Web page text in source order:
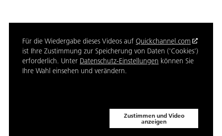
Für die Wiedergabe dieses Videos auf Quickchannel.com
ist Ihre Zustimmung zur Speicherung von Daten ('Cookies')
erforderlich. Unter Datenschutz-Einstellungen können Sie
Ihre Wahl einsehen und verändern.
Zustimmen und Video
anzeigen